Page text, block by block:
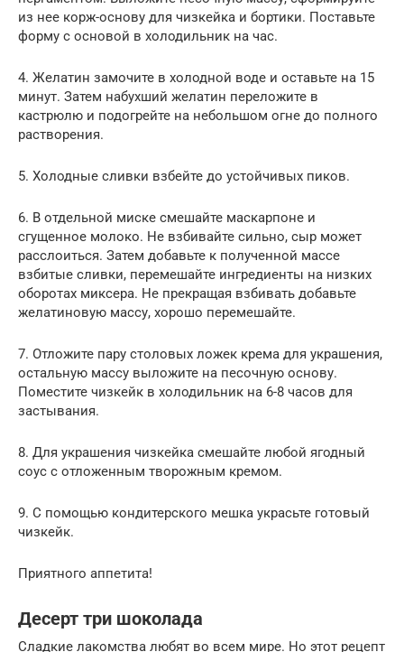
из нее корж-основу для чизкейка и бортики. Поставьте
форму с основой в холодильник на час.
4. Желатин замочите в холодной воде и оставьте на 15
минут. Затем набухший желатин переложите в
кастрюлю и подогрейте на небольшом огне до полного
растворения.
5. Холодные сливки взбейте до устойчивых пиков.
6. В отдельной миске смешайте маскарпоне и
сгущенное молоко. Не взбивайте сильно, сыр может
расслоиться. Затем добавьте к полученной массе
взбитые сливки, перемешайте ингредиенты на низких
оборотах миксера. Не прекращая взбивать добавьте
желатиновую массу, хорошо перемешайте.
7. Отложите пару столовых ложек крема для украшения,
остальную массу выложите на песочную основу.
Поместите чизкейк в холодильник на 6-8 часов для
застывания.
8. Для украшения чизкейка смешайте любой ягодный
соус с отложенным творожным кремом.
9. С помощью кондитерского мешка украсьте готовый
чизкейк.
Приятного аппетита!
Десерт три шоколада
Сладкие лакомства любят во всем мире. Но этот рецепт